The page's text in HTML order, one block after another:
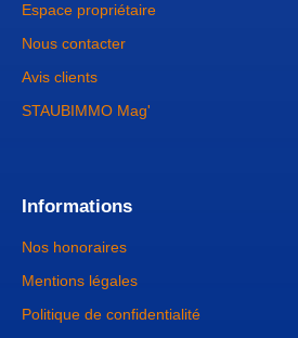
Espace propriétaire
Nous contacter
Avis clients
STAUBIMMO Mag'
Informations
Nos honoraires
Mentions légales
Politique de confidentialité